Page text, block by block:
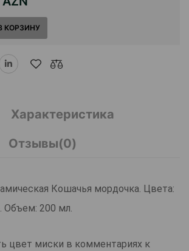
КОРЗИНУ
Характеристика
Отзывы(0)
Кошачья мордочка. Цвета:
Объем: 200 мл.
цвет миски в комментариях к